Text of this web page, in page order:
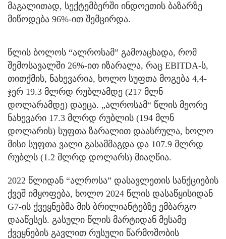
მაგალითად, სექტემბერში ინდოეთის ბაზარზე
მიწოდება 96%-ით შემცირდა.
წლის ბოლოს “ალროსამ” გამოაცხადა, რომ
შემოსავალში 26%-ით იზარალა, რაც EBITDA-ს,
თითქმის, ნახევარია, ხოლო სუფთა მოგება 4,4-
ჯერ 19.3 მლრდ რუბლამდე (217 მლნ
დოლარამდე) დაეცა. „ალროსამ“ წლის მეორე
ნახევარი 17.3 მლრდ რუბლის (194 მლნ
დოლარის) სუფთა ზარალით დაასრულა, ხოლო
მისი სუფთა ვალი გასამმაგდა და 107.9 მლრდ
რუბლს (1.2 მლრდ დოლარს) მიაღწია.
2022 წლიდან “ალროსა” დასავლეთის სანქციების
ქვეშ იმყოფება, ხოლო 2024 წლის დასაწყისიდან
G7-ის ქვეყნებმა მის ბრილიანტებზე ემბარგო
დააწესეს. გასული წლის მარტიდან მესამე
ქვეყნების გავლით რუსული წარმოშობის